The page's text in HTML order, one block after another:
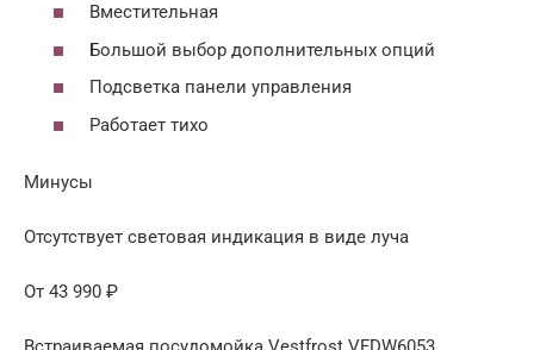
Вместительная
Большой выбор дополнительных опций
Подсветка панели управления
Работает тихо
Минусы
Отсутствует световая индикация в виде луча
От 43 990 ₽